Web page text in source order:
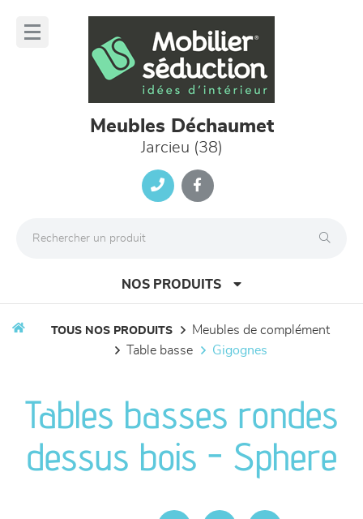
Meubles Déchaumet
Jarcieu (38)
NOS PRODUITS
séjours
meubles de complément
TOUS NOS PRODUITS
meubles de complément
table basse
gigognes
Tables basses rondes
dessus bois - Sphere